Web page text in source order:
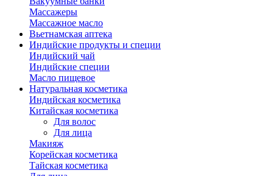
Массажеры
Массажное масло
Вьетнамская аптека
Индийские продукты и специи
Индийский чай
Индийские специи
Масло пищевое
Натуральная косметика
Индийская косметика
Китайская косметика
Для волос
Для лица
Макияж
Корейская косметика
Тайская косметика